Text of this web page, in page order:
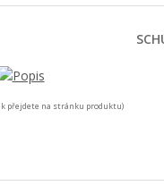
přejdete na stránku produktu)